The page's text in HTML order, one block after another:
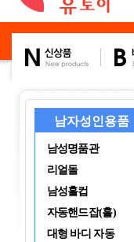
남자성인용품
남성명품관
리얼돌
남성홀컵
자동핸드잡(홀)
대형 바디 자동